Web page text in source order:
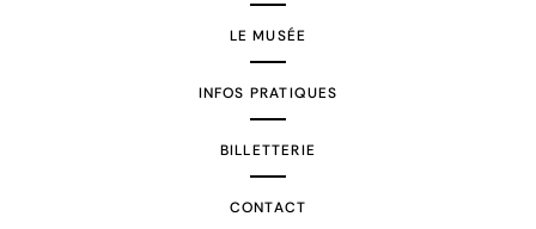
LE MUSÉE
INFOS PRATIQUES
BILLETTERIE
CONTACT